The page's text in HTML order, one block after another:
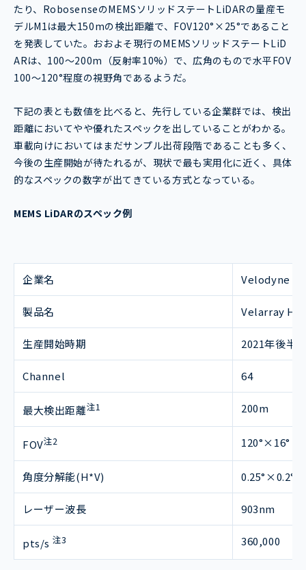
たり、RobosenseのMEMSソリッドステートLiDARの量産モ
デルM1は最大150mの検出距離で、FOV120°×25°であること
を発表していた。おおよそ現行のMEMSソリッドステートLiD
ARは、100～200m（反射率10%）で、広角のもので水平FOV
100～120°程度の視野角であるようだ。
下記の表とも数値を比べると、先行している企業群では、検出
距離においてやや優れたスペックを出していることがわかる。
車載向けにおいてはまだサンプル出荷段階であることも多く、
今後の生産開始が待たれるが、現状で最も実用化に近く、具体
的なスペックの数字が出てきている方式となっている。
MEMS LiDARのスペック例
企業名 Velodyne
製品名 Velarray
生産開始時期 2021年後半
Channel 64
最大検出距離注1 200m
FOV注2 120°×16°
角度分解能(H*V) 0.25°×0.2°
レーザー波長 903nm
pts/s 注3 360,000